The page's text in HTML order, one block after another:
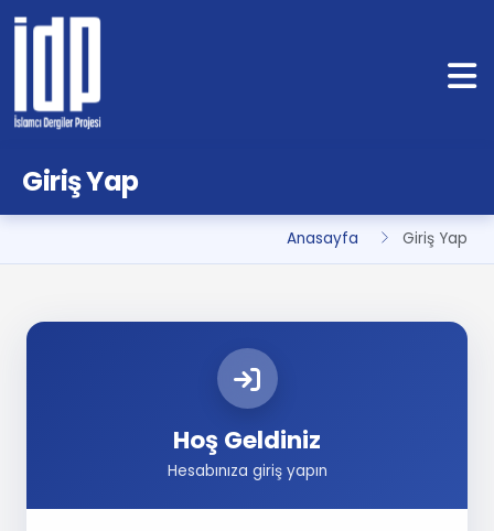
Giriş Yap
Anasayfa Giriş Yap
Hoş Geldiniz
Hesabınıza giriş yapın